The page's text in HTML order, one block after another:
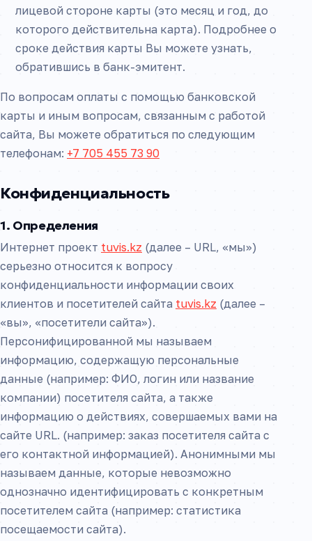
лицевой стороне карты (это месяц и год, до
которого действительна карта). Подробнее о
сроке действия карты Вы можете узнать,
обратившись в банк-эмитент.
По вопросам оплаты с помощью банковской
карты и иным вопросам, связанным с работой
сайта, Вы можете обратиться по следующим
телефонам: +7 705 455 73 90
Конфиденциальность
1. Определения
Интернет проект tuvis.kz (далее – URL, «мы»)
серьезно относится к вопросу
конфиденциальности информации своих
клиентов и посетителей сайта tuvis.kz (далее –
«вы», «посетители сайта»).
Персонифицированной мы называем
информацию, содержащую персональные
данные (например: ФИО, логин или название
компании) посетителя сайта, а также
информацию о действиях, совершаемых вами на
сайте URL. (например: заказ посетителя сайта с
его контактной информацией). Анонимными мы
называем данные, которые невозможно
однозначно идентифицировать с конкретным
посетителем сайта (например: статистика
посещаемости сайта).